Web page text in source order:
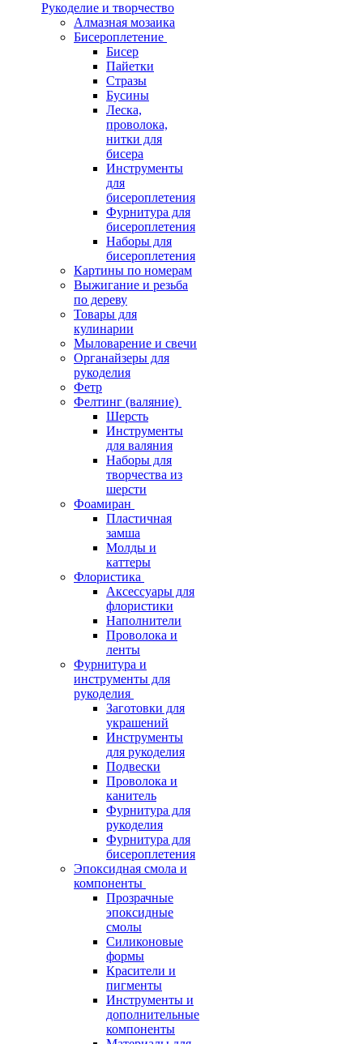
Рукоделие и творчество
Алмазная мозаика
Бисероплетение
Бисер
Пайетки
Стразы
Бусины
Леска,
проволока,
нитки для
бисера
Инструменты
для
бисероплетения
Фурнитура для
бисероплетения
Наборы для
бисероплетения
Картины по номерам
Выжигание и резьба
по дереву
Товары для
кулинарии
Мыловарение и свечи
Органайзеры для
рукоделия
Фетр
Фелтинг (валяние)
Шерсть
Инструменты
для валяния
Наборы для
творчества из
шерсти
Фоамиран
Пластичная
замша
Молды и
каттеры
Флористика
Аксессуары для
флористики
Наполнители
Проволока и
ленты
Фурнитура и
инструменты для
рукоделия
Заготовки для
украшений
Инструменты
для рукоделия
Подвески
Проволока и
канитель
Фурнитура для
рукоделия
Фурнитура для
бисероплетения
Эпоксидная смола и
компоненты
Прозрачные
эпоксидные
смолы
Силиконовые
формы
Красители и
пигменты
Инструменты и
дополнительные
компоненты